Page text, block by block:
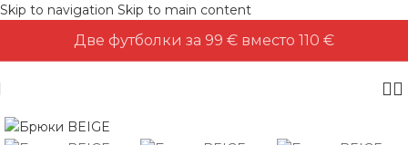
Skip to navigation Skip to main content
Две футболки за 99 € вместо 110 €